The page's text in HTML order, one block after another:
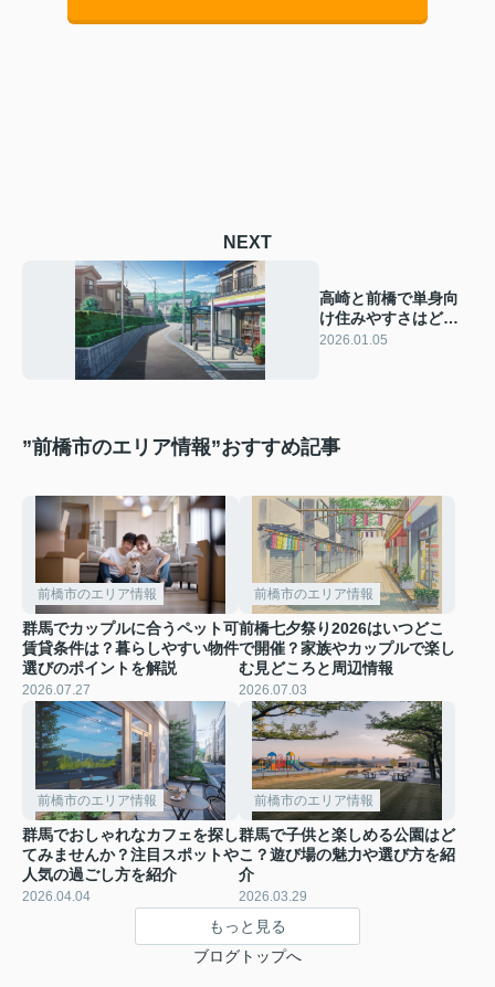
NEXT
高崎と前橋で単身向
け住みやすさはどう
違う？群馬県で一人
2026.01.05
”前橋市のエリア情報”おすすめ記事
前橋市のエリア情報
群馬でカップルに合うペット可
賃貸条件は？暮らしやすい物件
選びのポイントを解説
2026.07.27
前橋市のエリア情報
前橋七夕祭り2026はいつどこ
で開催？家族やカップルで楽し
む見どころと周辺情報
2026.07.03
前橋市のエリア情報
群馬でおしゃれなカフェを探し
てみませんか？注目スポットや
人気の過ごし方を紹介
2026.04.04
前橋市のエリア情報
群馬で子供と楽しめる公園はど
こ？遊び場の魅力や選び方を紹
介
2026.03.29
もっと見る
ブログトップへ